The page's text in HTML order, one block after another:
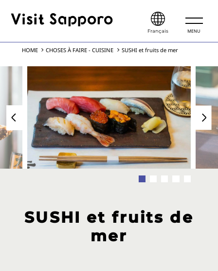
Français MENU
SAISONS
VILLE
NEIGE
NATURE
ART & CULTURE
TOPICS
HOME CHOSES À FAIRE - CUISINE SUSHI et fruits de mer
SUSHI et fruits de
mer